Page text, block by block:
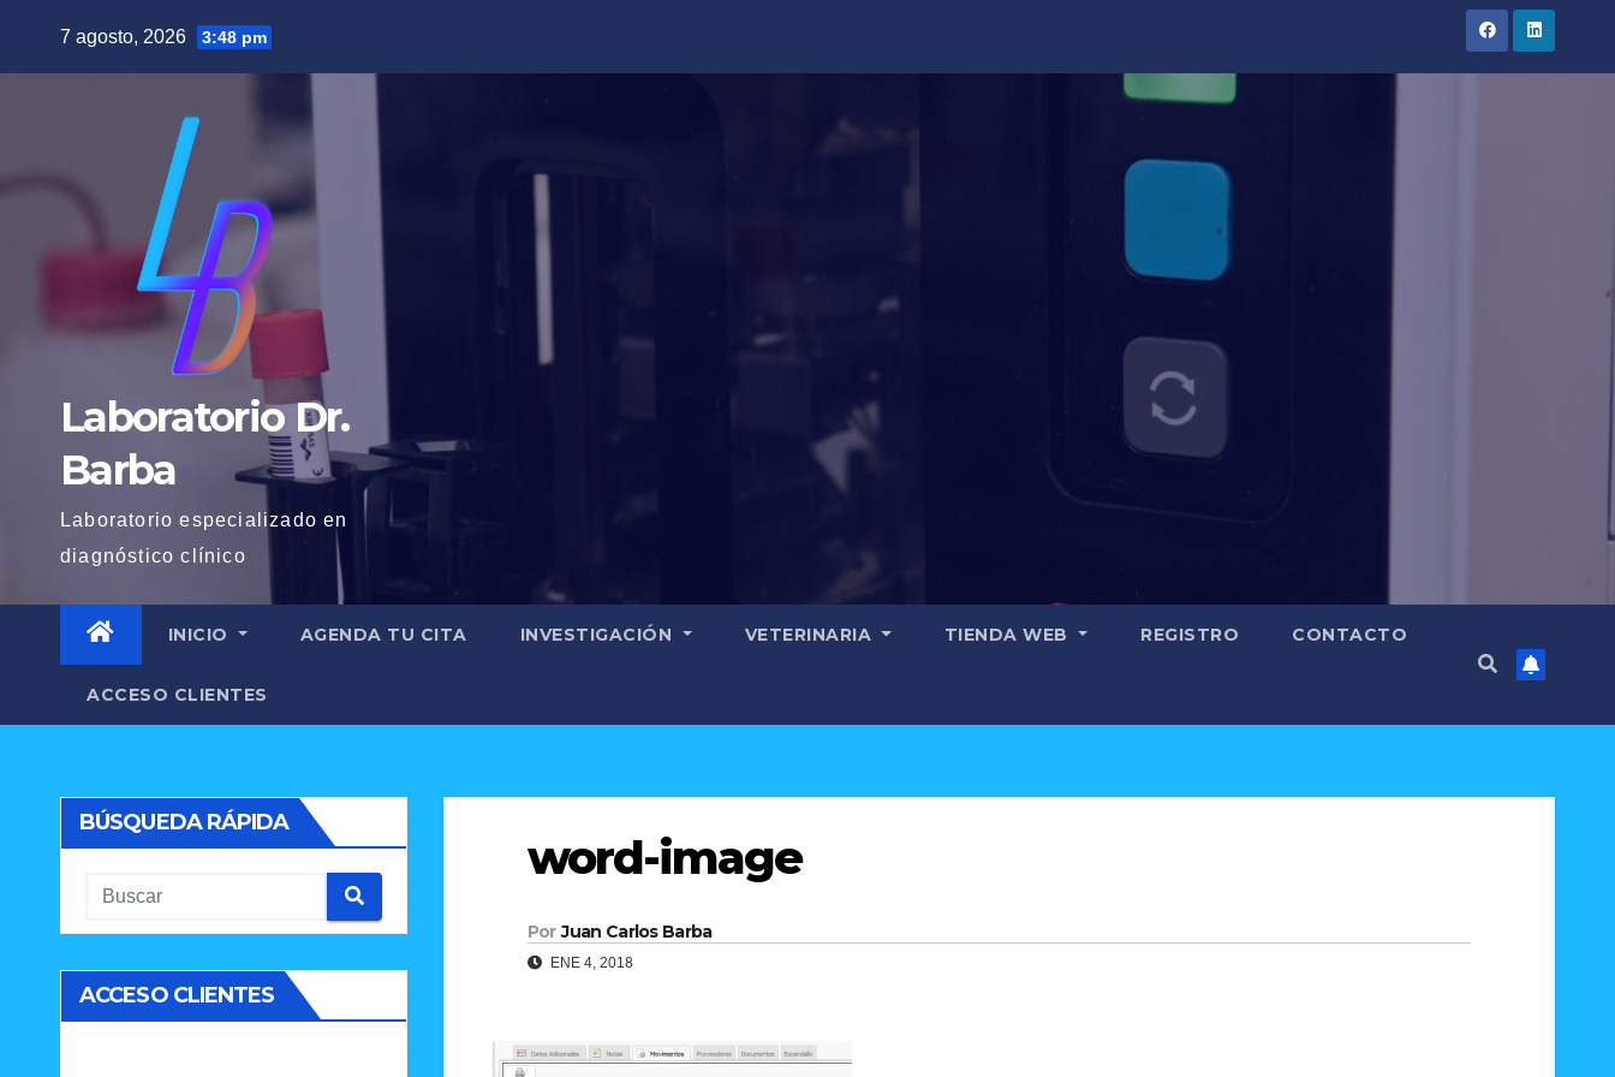
7 agosto, 2026 3:48 pm
Laboratorio Dr.
Barba
Laboratorio especializado en
diagnóstico clínico
INICIO AGENDA TU CITA INVESTIGACIÓN VETERINARIA TIENDA WEB REGISTRO CONTACTO
ACCESO CLIENTES
BÚSQUEDA RÁPIDA
ACCESO CLIENTES
word-image
Por Juan Carlos Barba
ENE 4, 2018